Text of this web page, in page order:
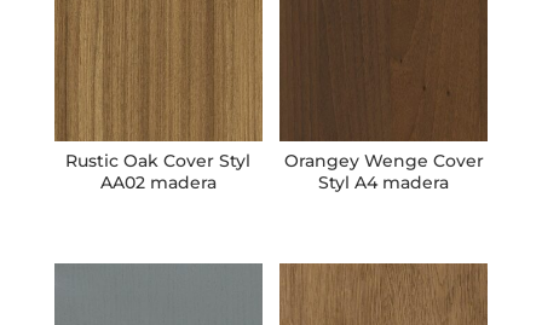
Rustic Oak Cover Styl
AA02 madera
Orangey Wenge Cover
Styl A4 madera